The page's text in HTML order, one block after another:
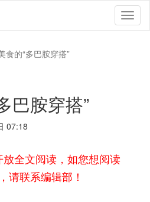
食的“多巴胺穿搭”
巴胺穿搭”
07:18
全文阅读，如您想阅读
请联系编辑部！